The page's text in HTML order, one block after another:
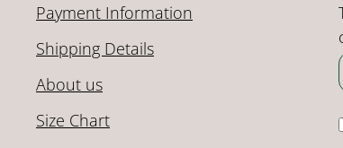
Payment Information
Shipping Details
About us
Size Chart